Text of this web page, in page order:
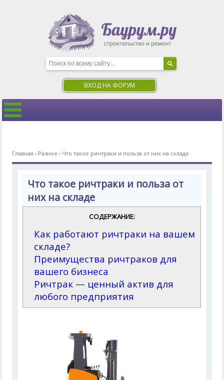
ВХОД НА ФОРУМ
Главная › Разное › Что такое ричтраки и польза от них на складе
Что такое ричтраки и польза от
них на складе
СОДЕРЖАНИЕ:
Как работают ричтраки на вашем
складе?
Преимущества ричтраков для
вашего бизнеса
Ричтрак — ценный актив для
любого предприятия